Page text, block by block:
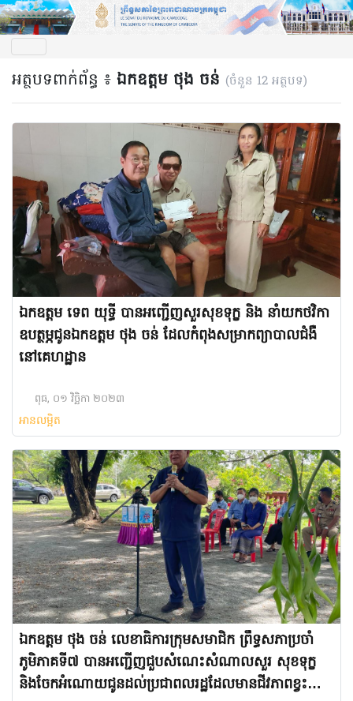
អត្ថបទពាក់ព័ន្ធ ៖ ឯកឧត្តម ថុង ចន់ (ចំនួន 12 អត្ថបទ)
ឯកឧត្តម ទេព យុទ្ធី បានអញ្ជើញសួរសុខទុក្ខ និង នាំយកថវិកា
ឧបត្ថម្ភជូនឯកឧត្តម ថុង ចន់ ដែលកំពុងសម្រាកព្យាបាលជំងឺ
នៅគេហដ្ឋាន
ពុធ, ០១ វិច្ឆិកា ២០២៣
អានលម្អិត
ឯកឧត្តម ថុង ចន់ លេខាធិការក្រុមសមាជិក ព្រឹទ្ធសភាប្រចាំ
ភូមិភាគទី៧ បានអញ្ជើញជួបសំណេះសំណាលសួរ សុខទុក្ខ
និងចែកអំណោយជូនដល់ប្រជាពលរដ្ឋដែលមានជីវភាពខ្វះខាត